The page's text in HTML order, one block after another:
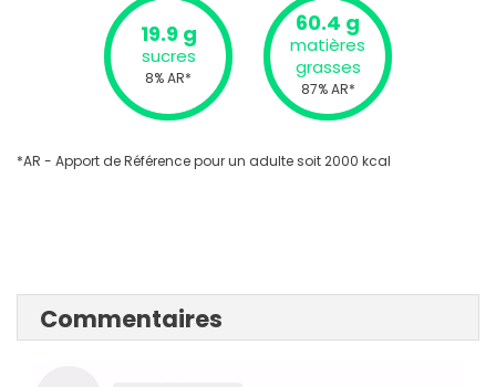
19.9 g
sucres
8% AR*
60.4 g
matières
grasses
87% AR*
*AR - Apport de Référence pour un adulte soit 2000 kcal
Commentaires